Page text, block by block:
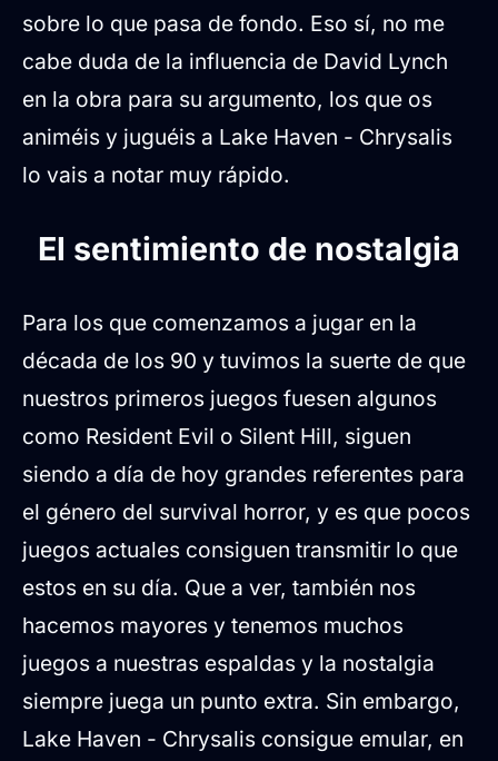
sobre lo que pasa de fondo. Eso sí, no me
cabe duda de la influencia de David Lynch
en la obra para su argumento, los que os
animéis y juguéis a Lake Haven - Chrysalis
lo vais a notar muy rápido.
El sentimiento de nostalgia
Para los que comenzamos a jugar en la
década de los 90 y tuvimos la suerte de que
nuestros primeros juegos fuesen algunos
como Resident Evil o Silent Hill, siguen
siendo a día de hoy grandes referentes para
el género del survival horror, y es que pocos
juegos actuales consiguen transmitir lo que
estos en su día. Que a ver, también nos
hacemos mayores y tenemos muchos
juegos a nuestras espaldas y la nostalgia
siempre juega un punto extra. Sin embargo,
Lake Haven - Chrysalis consigue emular, en